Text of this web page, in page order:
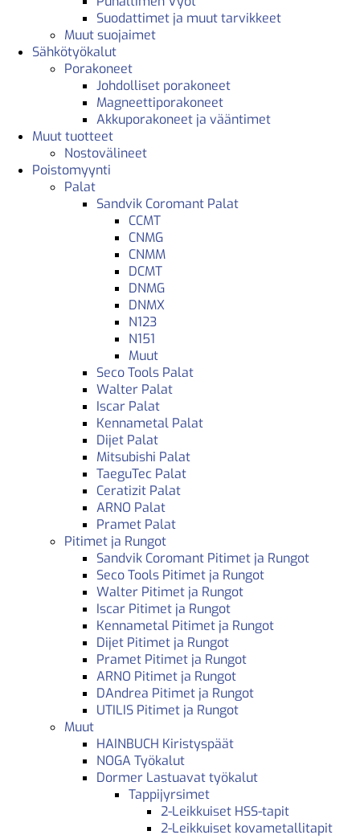
Suodattimet ja muut tarvikkeet
Muut suojaimet
Sähkötyökalut
Porakoneet
Johdolliset porakoneet
Magneettiporakoneet
Akkuporakoneet ja vääntimet
Muut tuotteet
Nostovälineet
Poistomyynti
Palat
Sandvik Coromant Palat
CCMT
CNMG
CNMM
DCMT
DNMG
DNMX
N123
N151
Muut
Seco Tools Palat
Walter Palat
Iscar Palat
Kennametal Palat
Dijet Palat
Mitsubishi Palat
TaeguTec Palat
Ceratizit Palat
ARNO Palat
Pramet Palat
Pitimet ja Rungot
Sandvik Coromant Pitimet ja Rungot
Seco Tools Pitimet ja Rungot
Walter Pitimet ja Rungot
Iscar Pitimet ja Rungot
Kennametal Pitimet ja Rungot
Dijet Pitimet ja Rungot
Pramet Pitimet ja Rungot
ARNO Pitimet ja Rungot
DAndrea Pitimet ja Rungot
UTILIS Pitimet ja Rungot
Muut
HAINBUCH Kiristyspäät
NOGA Työkalut
Dormer Lastuavat työkalut
Tappijyrsimet
2-Leikkuiset HSS-tapit
2-Leikkuiset kovametallitapit